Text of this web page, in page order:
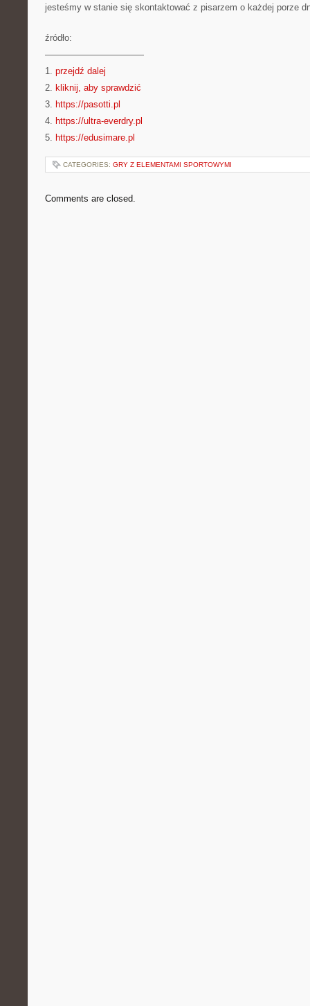
jesteśmy w stanie się skontaktować z pisarzem o każdej porze
źródło:
———————————
1. przejdź dalej
2. kliknij, aby sprawdzić
3. https://pasotti.pl
4. https://ultra-everdry.pl
5. https://edusimare.pl
CATEGORIES: GRY Z ELEMENTAMI SPORTOWYMI
Comments are closed.